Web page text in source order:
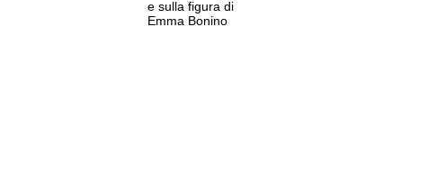
e sulla figura di
Emma Bonino